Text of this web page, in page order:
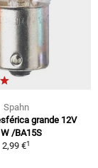
Spahn
grande 12V
/BA15S
2,99 €1